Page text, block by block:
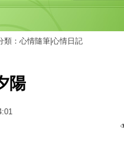
類：心情隨筆|心情日記
陽